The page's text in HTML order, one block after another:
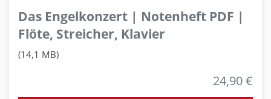
Das Engelkonzert | Notenheft PDF |
Flöte, Streicher, Klavier
(14,1 MB)
24,90 €